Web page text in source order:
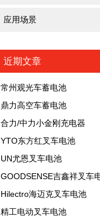
应用场景
近期文章
常州观光车蓄电池
鼎力高空车蓄电池
合力/中力小金刚充电器
YTO东方红叉车电池
UN尤恩叉车电池
GOODSENSE吉鑫祥叉车
Hilectro海迈克叉车电池
精工电动叉车电池